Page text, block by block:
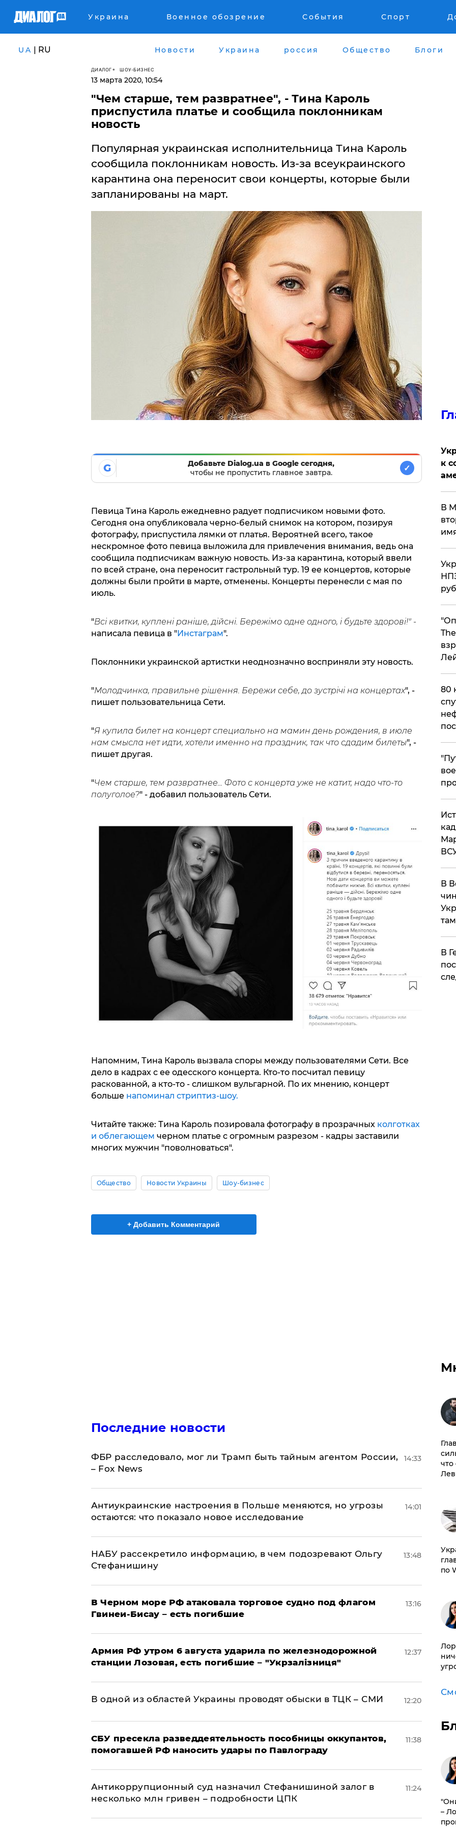
Украина Военное обозрение События Спорт
UA | RU Новости Украина россия Общество Блоги
ДИАЛОГ ШОУ-БИЗНЕС
13 марта 2020, 10:54
"Чем старше, тем развратнее", - Тина Кароль
приспустила платье и сообщила поклонникам
новость
Популярная украинская исполнительница Тина Кароль
сообщила поклонникам новость. Из-за всеукраинского
карантина она переносит свои концерты, которые были
запланированы на март.
G
Добавьте Dialog.ua в Google сегодня,
чтобы не пропустить главное завтра.
✓
Певица Тина Кароль ежедневно радует подписчиком новыми фото.
Сегодня она опубликовала черно-белый снимок на котором, позируя
фотографу, приспустила лямки от платья. Вероятней всего, такое
нескромное фото певица выложила для привлечения внимания, ведь она
сообщила подписчикам важную новость. Из-за карантина, который ввели
по всей стране, она переносит гастрольный тур. 19 ее концертов, которые
должны были пройти в марте, отменены. Концерты перенесли с мая по
июль.
"Всі квитки, куплені раніше, дійсні. Бережiмо одне одного, i будьте здорові!" -
написала певица в "Инстаграм".
Поклонники украинской артистки неоднозначно восприняли эту новость.
"Молодчинка, правильне рішення. Бережи себе, до зустрічі на концертах", -
пишет пользовательница Сети.
"Я купила билет на концерт специально на мамин день рождения, в июле
нам смысла нет идти, хотели именно на праздник, так что сдадим билеты", -
пишет другая.
"Чем старше, тем развратнее... Фото с концерта уже не катит, надо что-то
полуголое?" - добавил пользователь Сети.
Напомним, Тина Кароль вызвала споры между пользователями Сети. Все
дело в кадрах с ее одесского концерта. Кто-то посчитал певицу
раскованной, а кто-то - слишком вульгарной. По их мнению, концерт
большенапоминал стриптиз-шоу.
Читайте также: Тина Кароль позировала фотографу в прозрачныхколготках
и облегающем черном платье с огромным разрезом - кадры заставили
многих мужчин "поволноваться".
Общество Новости Украины Шоу-бизнес
+ Добавить Комментарий
Последние новости
ФБР расследовало, мог ли Трамп быть тайным агентом России,
– Fox News
14:33
Антиукраинские настроения в Польше меняются, но угрозы
остаются: что показало новое исследование
14:01
НАБУ рассекретило информацию, в чем подозревают Ольгу
Стефанишину
13:48
В Черном море РФ атаковала торговое судно под флагом
Гвинеи-Бисау – есть погибшие
13:16
Армия РФ утром 6 августа ударила по железнодорожной
станции Лозовая, есть погибшие – "Укрзалізниця"
12:37
В одной из областей Украины проводят обыски в ТЦК – СМИ 12:20
СБУ пресекла разведдеятельность пособницы оккупантов,
помогавшей РФ наносить удары по Павлограду
11:38
Антикоррупционный суд назначил Стефанишиной залог в
несколько млн гривен – подробности ЦПК
11:24
к
В
80
В
​В
что
по
–